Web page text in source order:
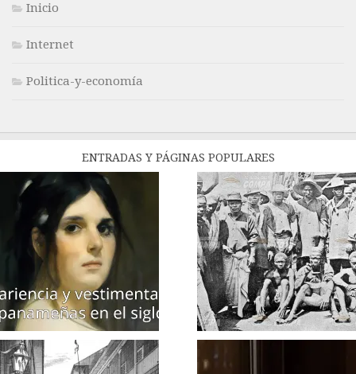
Inicio
Internet
Politica-y-economía
ENTRADAS Y PÁGINAS POPULARES